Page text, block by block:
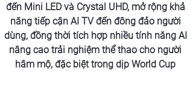
đến Mini LED và Crystal UHD, mở rộng khả
năng tiếp cận AI TV đến đông đảo người
dùng, đồng thời tích hợp nhiều tính năng AI
nâng cao trải nghiệm thể thao cho người
hâm mộ, đặc biệt trong dịp World Cup